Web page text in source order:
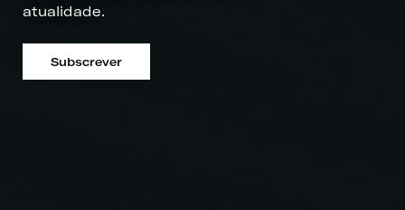
atualidade.
Subscrever